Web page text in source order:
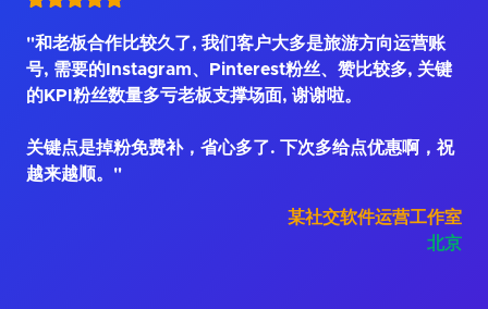
"和老板合作比较久了, 我们客户大多是旅游方向运营账
号, 需要的Instagram、Pinterest粉丝、赞比较多, 关键
的KPI粉丝数量多亏老板支撑场面, 谢谢啦。
关键点是掉粉免费补，省心多了. 下次多给点优惠啊，祝
越来越顺。"
某社交软件运营工作室
北京